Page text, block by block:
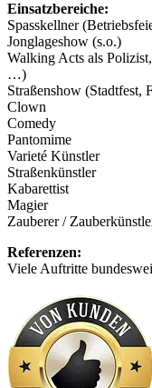
Einsatzbereiche:
Spasskellner
Jonglageshow (s.o.)
Walking Acts als
…)
Straßenshow
Clown
Comedy
Pantomime
Varieté Künstler
Straßenkünstler
Kabarettist
Magier
Zauberer /
Referenzen:
Viele Auftritte